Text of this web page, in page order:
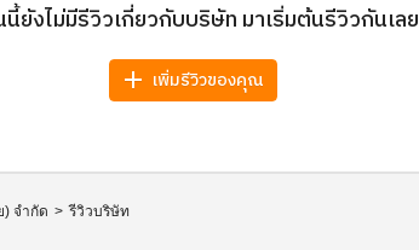
ยังไม่มีรีวิวเกี่ยวกับบริษัท มาเริ่มต้นรีวิวกันเลย
add เพิ่มรีวิวของคุณ
) จำกัด > รีวิวบริษัท